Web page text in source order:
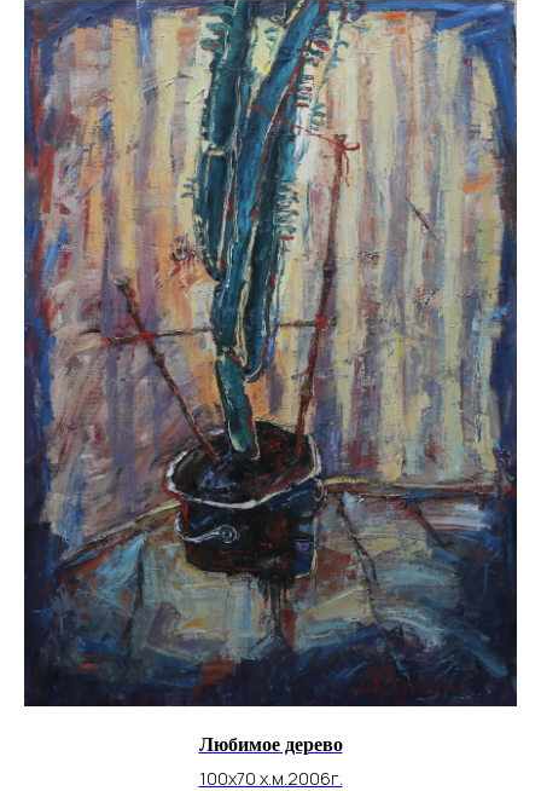
Любимое дерево
100х70 х.м.2006г.